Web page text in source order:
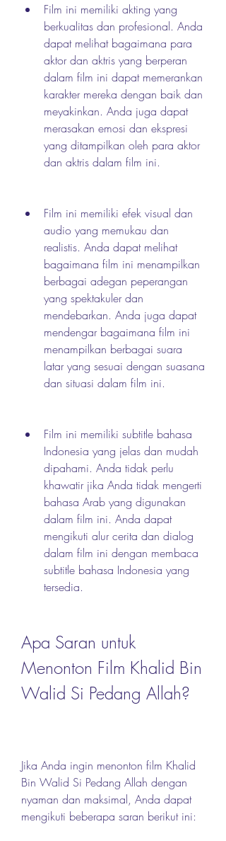
Film ini memiliki akting yang
berkualitas dan profesional. Anda
dapat melihat bagaimana para
aktor dan aktris yang berperan
dalam film ini dapat memerankan
karakter mereka dengan baik dan
meyakinkan. Anda juga dapat
merasakan emosi dan ekspresi
yang ditampilkan oleh para aktor
dan aktris dalam film ini.
Film ini memiliki efek visual dan
audio yang memukau dan
realistis. Anda dapat melihat
bagaimana film ini menampilkan
berbagai adegan peperangan
yang spektakuler dan
mendebarkan. Anda juga dapat
mendengar bagaimana film ini
menampilkan berbagai suara
latar yang sesuai dengan suasana
dan situasi dalam film ini.
Film ini memiliki subtitle bahasa
Indonesia yang jelas dan mudah
dipahami. Anda tidak perlu
khawatir jika Anda tidak mengerti
bahasa Arab yang digunakan
dalam film ini. Anda dapat
mengikuti alur cerita dan dialog
dalam film ini dengan membaca
subtitle bahasa Indonesia yang
tersedia.
Apa Saran untuk
Menonton Film Khalid Bin
Walid Si Pedang Allah?
Jika Anda ingin menonton film Khalid
Bin Walid Si Pedang Allah dengan
nyaman dan maksimal, Anda dapat
mengikuti beberapa saran berikut ini: